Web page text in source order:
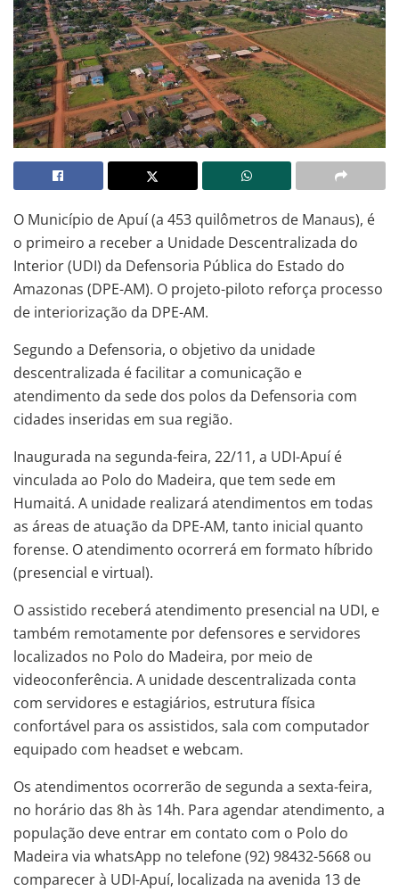
O Município de Apuí (a 453 quilômetros de Manaus), é
o primeiro a receber a Unidade Descentralizada do
Interior (UDI) da Defensoria Pública do Estado do
Amazonas (DPE-AM). O projeto-piloto reforça processo
de interiorização da DPE-AM.
Segundo a Defensoria, o objetivo da unidade
descentralizada é facilitar a comunicação e
atendimento da sede dos polos da Defensoria com
cidades inseridas em sua região.
Inaugurada na segunda-feira, 22/11, a UDI-Apuí é
vinculada ao Polo do Madeira, que tem sede em
Humaitá. A unidade realizará atendimentos em todas
as áreas de atuação da DPE-AM, tanto inicial quanto
forense. O atendimento ocorrerá em formato híbrido
(presencial e virtual).
O assistido receberá atendimento presencial na UDI, e
também remotamente por defensores e servidores
localizados no Polo do Madeira, por meio de
videoconferência. A unidade descentralizada conta
com servidores e estagiários, estrutura física
confortável para os assistidos, sala com computador
equipado com headset e webcam.
Os atendimentos ocorrerão de segunda a sexta-feira,
no horário das 8h às 14h. Para agendar atendimento, a
população deve entrar em contato com o Polo do
Madeira via whatsApp no telefone (92) 98432-5668 ou
comparecer à UDI-Apuí, localizada na avenida 13 de